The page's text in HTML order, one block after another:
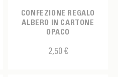
CONFEZIONE REGALO
ALBERO IN CARTONE
OPACO
2,50 €